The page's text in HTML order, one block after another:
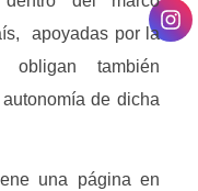
apoyadas por la
obligan también
de dicha
una página en